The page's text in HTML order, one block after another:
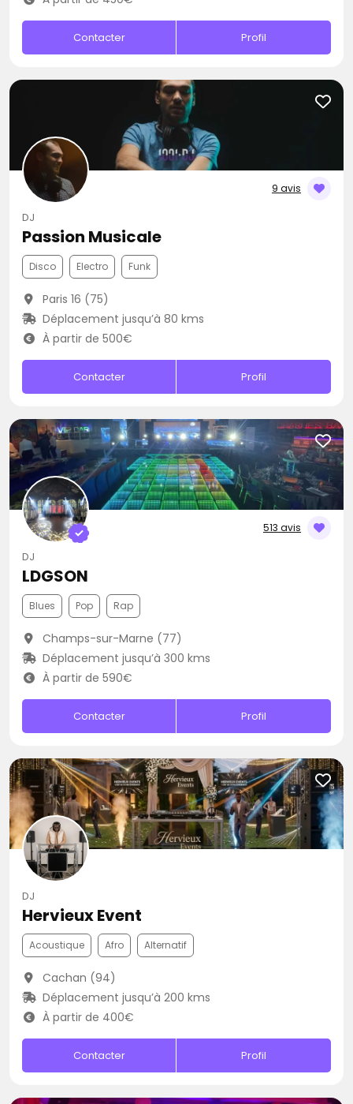
Contacter Profil
9 avis
DJ
Passion Musicale
Disco Electro Funk
Paris 16 (75)
Déplacement jusqu’à 80 kms
À partir de 500€
Contacter Profil
513 avis
DJ
LDGSON
Blues Pop Rap
Champs-sur-Marne (77)
Déplacement jusqu’à 300 kms
À partir de 590€
Contacter Profil
DJ
Hervieux Event
Acoustique Afro Alternatif
Cachan (94)
Déplacement jusqu’à 200 kms
À partir de 400€
Contacter Profil